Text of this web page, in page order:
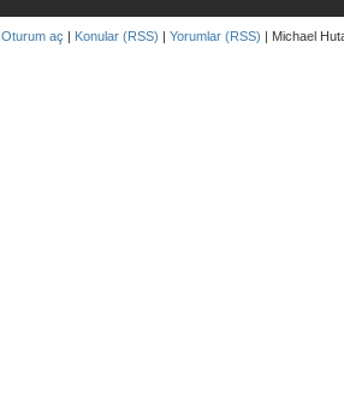
Oturum aç | Konular (RSS) | Yorumlar (RSS) | Michael